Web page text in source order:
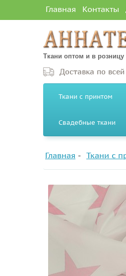
Главная Контакты
Ткани оптом и в
Доставка по
Ткани с принтом
Свадебные ткани
Главная Ткани с